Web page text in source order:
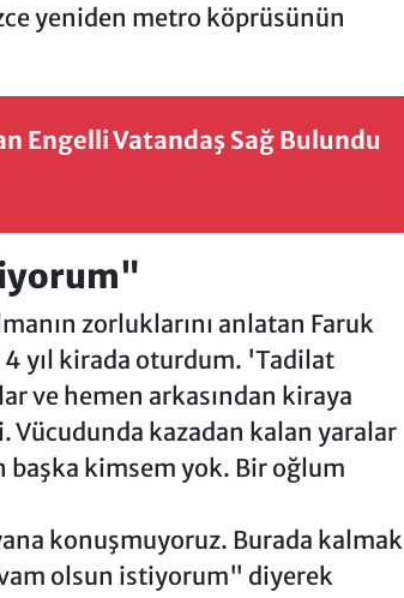
yeniden metro köprüsünün
Engelli Vatandaş Sağ Bulundu
zorluklarını anlatan Faruk
yıl kirada oturdum. 'Tadilat
ve hemen arkasından kiraya
kazadan kalan yaralar
kimsem yok. Bir oğlum
konuşmuyoruz. Burada kalmak
olsun istiyorum" diyerek